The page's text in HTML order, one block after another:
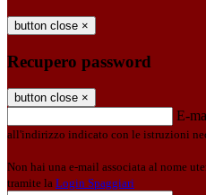
button close ×
Recupero password
button close ×
E-
all'indirizzo indicato con le istruzioni
Non hai una e-mail associata al nome
tramite la Login Spaggiari